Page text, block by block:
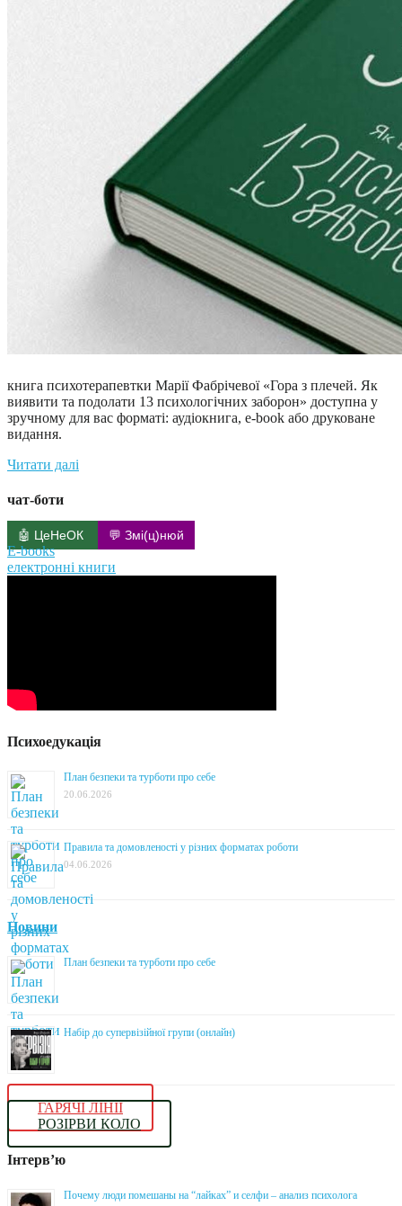
книга психотерапевтки Марії Фабрічевої «Гора з плечей. Як
виявити та подолати 13 психологічних заборон» доступна у
зручному для вас форматі: аудіокнига, e-book або друковане
видання.
Читати далі
чат-боти
🤖 ЦеНеОК 💬 Змі(ц)нюй
E-books
електронні книги
Психоедукація
План безпеки та турботи про себе
20.06.2026
Правила та домовленості у різних форматах роботи
04.06.2026
Новини
План безпеки та турботи про себе
Набір до супервізійної групи (онлайн)
ГАРЯЧІ ЛІНІЇ
РОЗІРВИ КОЛО
Інтерв’ю
Почему люди помешаны на “лайках” и селфи – анализ психолога